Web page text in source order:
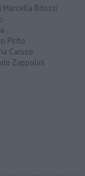
Bitozzi
...
Pirìto
Caruso
Zappolini